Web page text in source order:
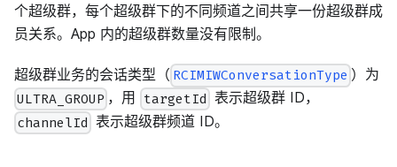
个超级群，每个超级群下的不同频道之间共享一份超级群成
员关系。App 内的超级群数量没有限制。
超级群业务的会话类型（ RCIMIWConversationType ）为
ULTRA_GROUP ，用 targetId 表示超级群 ID，
channelId 表示超级群频道 ID。